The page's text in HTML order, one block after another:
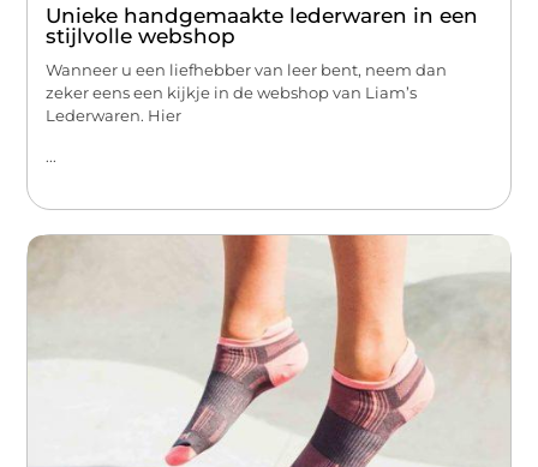
Unieke handgemaakte lederwaren in een
stijlvolle webshop
Wanneer u een liefhebber van leer bent, neem dan
zeker eens een kijkje in de webshop van Liam’s
Lederwaren. Hier
...